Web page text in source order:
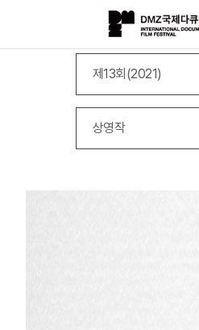
제13회(2021)
상영작